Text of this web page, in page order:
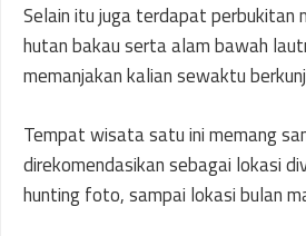
Selain itu juga terdapat perbukitan
hutan bakau serta alam bawah
memanjakan kalian sewaktu
Tempat wisata satu ini memang
direkomendasikan sebagai lokasi
hunting foto, sampai lokasi bulan